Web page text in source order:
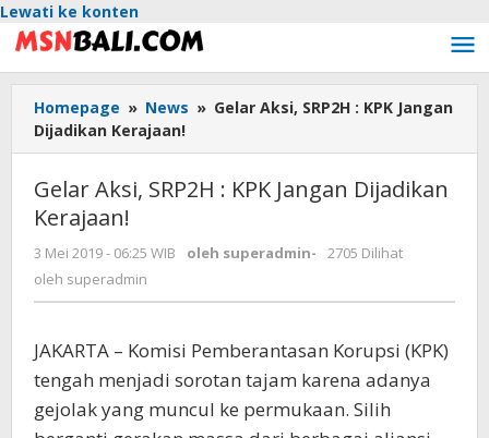
Lewati ke konten
Homepage » News » Gelar Aksi, SRP2H : KPK Jangan
Dijadikan Kerajaan!
Gelar Aksi, SRP2H : KPK Jangan Dijadikan
Kerajaan!
3 Mei 2019 - 06:25 WIB oleh superadmin-
2705 Dilihat
oleh superadmin
JAKARTA – Komisi Pemberantasan Korupsi (KPK)
tengah menjadi sorotan tajam karena adanya
gejolak yang muncul ke permukaan. Silih